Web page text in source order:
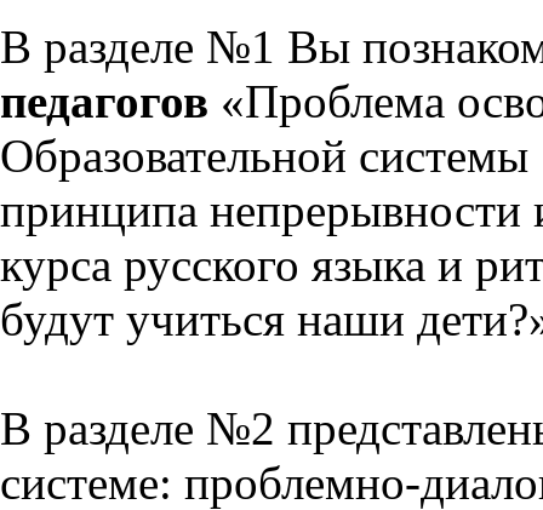
В разделе №1 Вы
педагогов «Проблема
Образовательной
принципа непрерывности
курса русского языка и
будут учиться наши
В разделе №2
системе: проблемно-